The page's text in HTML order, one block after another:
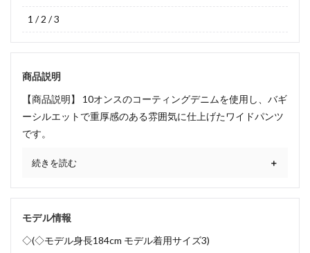
1 / 2 / 3
商品説明
【商品説明】 10オンスのコーティングデニムを使用し、バギ
ーシルエットで重厚感のある雰囲気に仕上げたワイドパンツ
です。
続きを読む
モデル情報
◇(◇モデル身長184cm モデル着用サイズ3)